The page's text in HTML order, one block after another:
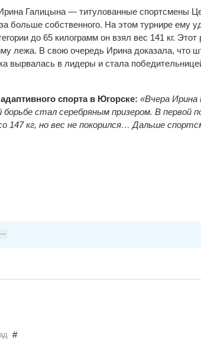
Галицына — титулованные спортсмены
больше собственного. На этом турнире ему
до 65 килограмм он взял вес 141 кг. Этот
лежа. В свою очередь Ирина доказала, что
вырвалась в лидеры и стала
спорта в Югорске: «Вчера Ирина
стал серебряным призером. В первой
147 кг, но вес не покорился… Дальше
#